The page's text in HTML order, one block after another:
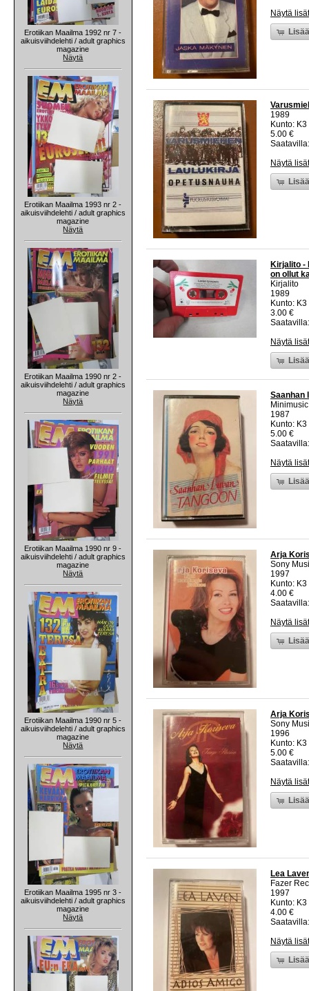
Erotiikan Maailma 1992 nr 7 -
aikuisviihdelehti / adult graphics
magazine
Näytä
Erotiikan Maailma 1993 nr 2 -
aikuisviihdelehti / adult graphics
magazine
Näytä
Erotiikan Maailma 1990 nr 2 -
aikuisviihdelehti / adult graphics
magazine
Näytä
Erotiikan Maailma 1990 nr 9 -
aikuisviihdelehti / adult graphics
magazine
Näytä
Erotiikan Maailma 1990 nr 5 -
aikuisviihdelehti / adult graphics
magazine
Näytä
Erotiikan Maailma 1995 nr 3 -
aikuisviihdelehti / adult graphics
magazine
Näytä
Näytä
1989
Kunto:
5.00 €
Näytä
Kirjalito -
on ollut
Kirjalito
1989
Kunto:
3.00 €
Näytä
Saanhan
Minimusic
1987
Kunto:
5.00 €
Näytä
Arja
Sony
1997
Kunto:
4.00 €
Näytä
Arja
Sony
1996
Kunto:
5.00 €
Näytä
Lea
Fazer
1997
Kunto:
4.00 €
Näytä